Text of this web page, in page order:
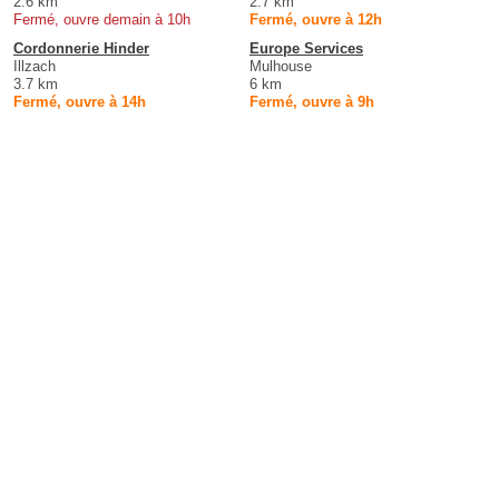
Fermé, ouvre demain à 10h
Fermé, ouvre à 12h
Cordonnerie Hinder
Illzach
3.7 km
Fermé, ouvre à 14h
Europe Services
Mulhouse
6 km
Fermé, ouvre à 9h